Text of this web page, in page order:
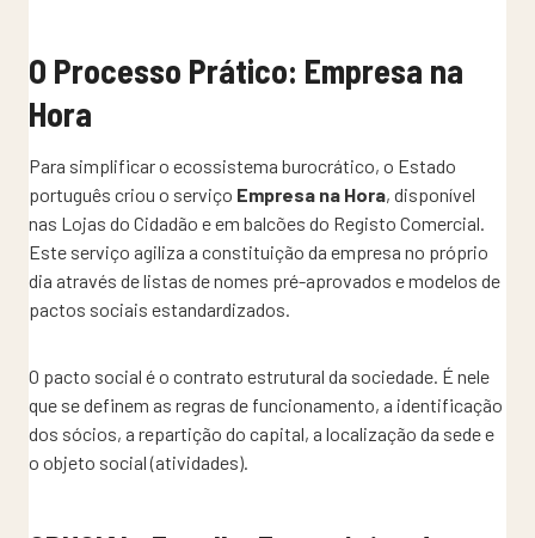
O Processo Prático: Empresa na
Hora
Para simplificar o ecossistema burocrático, o Estado
português criou o serviço Empresa na Hora, disponível
nas Lojas do Cidadão e em balcões do Registo Comercial.
Este serviço agiliza a constituição da empresa no próprio
dia através de listas de nomes pré-aprovados e modelos de
pactos sociais estandardizados.
O pacto social é o contrato estrutural da sociedade. É nele
que se definem as regras de funcionamento, a identificação
dos sócios, a repartição do capital, a localização da sede e
o objeto social (atividades).